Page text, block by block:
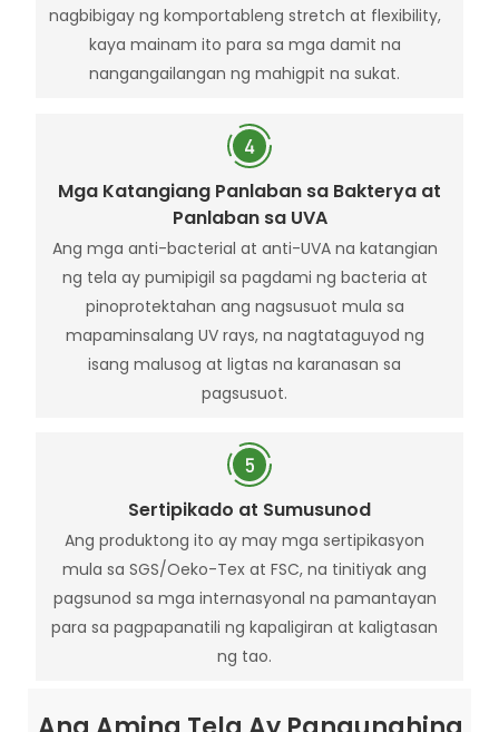
nagbibigay ng komportableng stretch at flexibility,
kaya mainam ito para sa mga damit na
nangangailangan ng mahigpit na sukat.
Mga Katangiang Panlaban sa Bakterya at
Panlaban sa UVA
Ang mga anti-bacterial at anti-UVA na katangian
ng tela ay pumipigil sa pagdami ng bacteria at
pinoprotektahan ang nagsusuot mula sa
mapaminsalang UV rays, na nagtataguyod ng
isang malusog at ligtas na karanasan sa
pagsusuot.
Sertipikado at Sumusunod
Ang produktong ito ay may mga sertipikasyon
mula sa SGS/Oeko-Tex at FSC, na tinitiyak ang
pagsunod sa mga internasyonal na pamantayan
para sa pagpapanatili ng kapaligiran at kaligtasan
ng tao.